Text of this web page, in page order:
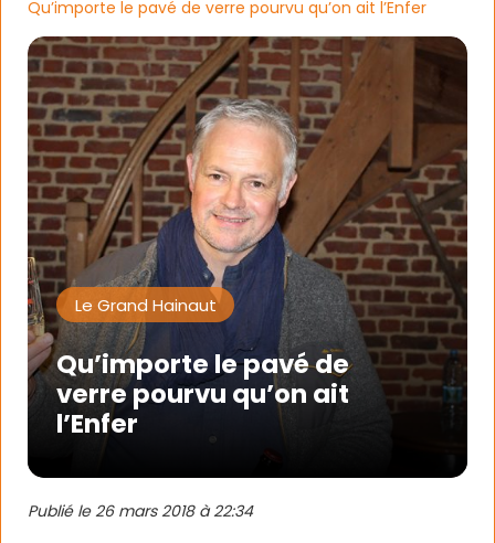
Qu’importe le pavé de verre pourvu qu’on ait l’Enfer
Le Grand Hainaut
Qu’importe le pavé de
verre pourvu qu’on ait
l’Enfer
Publié le26 mars 2018 à 22:34